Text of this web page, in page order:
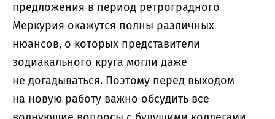
предложения в период ретроградного
Меркурия окажутся полны различных
нюансов, о которых представители
зодиакального круга могли даже
не догадываться. Поэтому перед выходом
на новую работу важно обсудить все